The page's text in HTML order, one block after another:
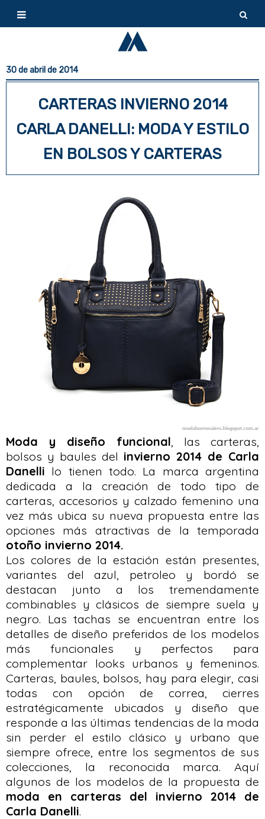
30 de abril de 2014
CARTERAS INVIERNO 2014
CARLA DANELLI: MODA Y ESTILO
EN BOLSOS Y CARTERAS
Moda y diseño funcional , las carteras,
bolsos y baules del invierno 2014 de Carla
Danelli lo tienen todo. La marca argentina
dedicada a la creación de todo tipo de
carteras, accesorios y calzado femenino una
vez más ubica su nueva propuesta entre las
opciones más atractivas de la temporada
otoño invierno 2014.
Los colores de la estación están presentes,
variantes del azul, petroleo y bordó se
destacan junto a los tremendamente
combinables y clásicos de siempre suela y
negro. Las tachas se encuentran entre los
detalles de diseño preferidos de los modelos
más funcionales y perfectos para
complementar looks urbanos y femeninos.
Carteras, baules, bolsos, hay para elegir, casi
todas con opción de correa, cierres
estratégicamente ubicados y diseño que
responde a las últimas tendencias de la moda
sin perder el estilo clásico y urbano que
siempre ofrece, entre los segmentos de sus
colecciones, la reconocida marca. Aquí
algunos de los modelos de la propuesta de
moda en carteras del invierno 2014 de
Carla Danelli.